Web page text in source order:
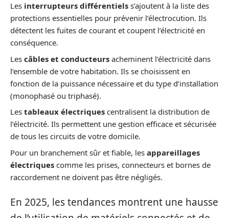
Les interrupteurs différentiels s’ajoutent à la liste des
protections essentielles pour prévenir l’électrocution. Ils
détectent les fuites de courant et coupent l’électricité en
conséquence.
Les câbles et conducteurs acheminent l’électricité dans
l’ensemble de votre habitation. Ils se choisissent en
fonction de la puissance nécessaire et du type d’installation
(monophasé ou triphasé).
Les tableaux électriques centralisent la distribution de
l’électricité. Ils permettent une gestion efficace et sécurisée
de tous les circuits de votre domicile.
Pour un branchement sûr et fiable, les appareillages
électriques comme les prises, connecteurs et bornes de
raccordement ne doivent pas être négligés.
En 2025, les tendances montrent une hausse